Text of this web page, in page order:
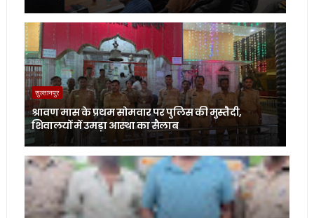
सुल्तानपुर
श्रावण मास के प्रथम सोमवार पर पुलिस की मुस्तैदी,
शिवालयों में उमड़ा आस्था का सैलाब